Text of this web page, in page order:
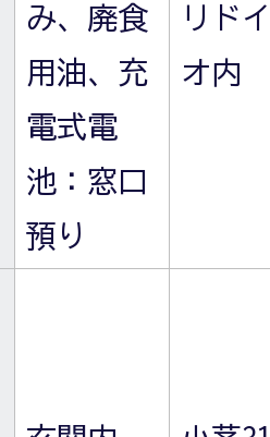
み、廃食
用油、充
電式電
池：窓口
預り
リド
オ内